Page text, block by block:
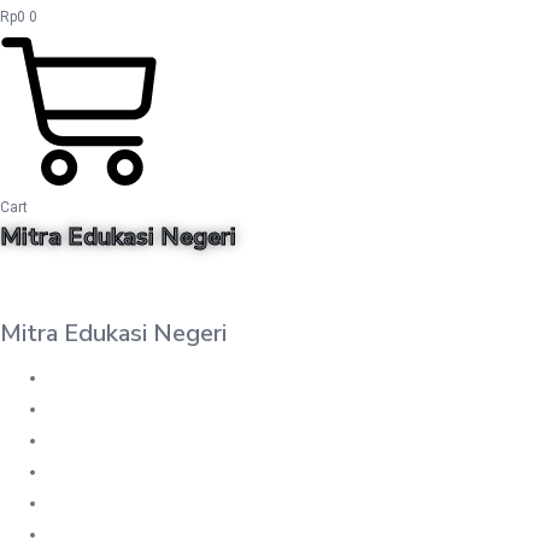
Rp0 0
Cart
Mitra Edukasi Negeri
Mitra Edukasi Negeri